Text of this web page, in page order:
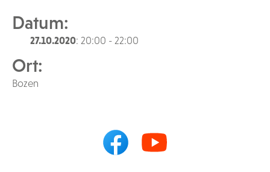
Datum:
27.10.2020: 20:00 - 22:00
Ort:
Bozen